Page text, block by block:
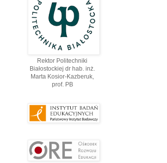
Rektor Politechniki
Białostockiej dr hab. inż.
Marta Kosior-Kazberuk,
prof. PВ